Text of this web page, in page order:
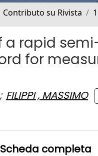
Contributo su Rivista
a rapid
for
; FILIPPI , MASSIMO
Scheda completa